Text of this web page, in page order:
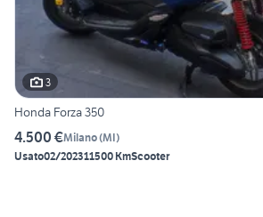
3
Honda Forza 350
4.500 €Milano(MI)
Usato02/202311500 KmScooter